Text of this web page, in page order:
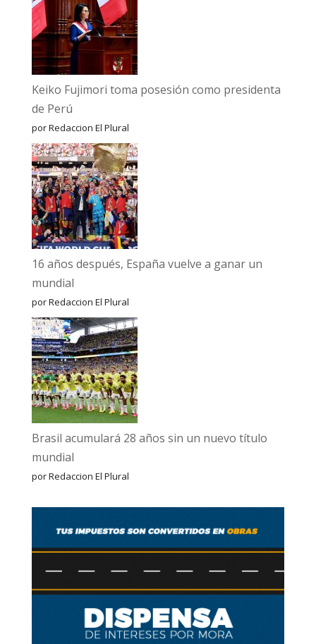
Keiko Fujimori toma posesión como presidenta
de Perú
por Redaccion El Plural
16 años después, España vuelve a ganar un
mundial
por Redaccion El Plural
Brasil acumulará 28 años sin un nuevo título
mundial
por Redaccion El Plural